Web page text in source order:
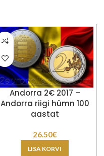
Andorra 2€ 2017 –
Andorra riigi hümn 100
aastat
26.50€
LISA KORVI